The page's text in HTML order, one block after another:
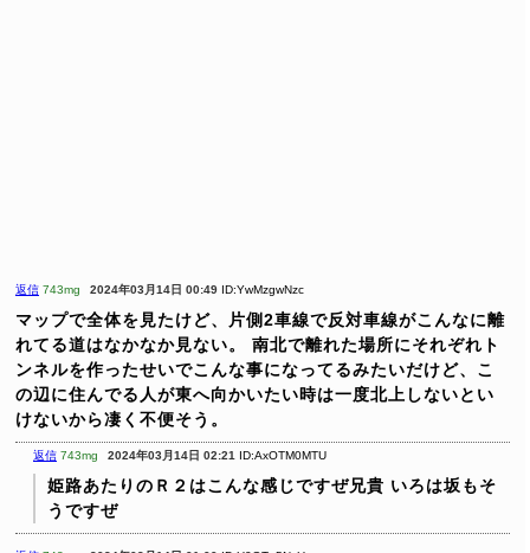
返信 743mg 2024年03月14日 00:49 ID:YwMzgwNzc
マップで全体を見たけど、片側2車線で反対車線がこんなに離
れてる道はなかなか見ない。
南北で離れた場所にそれぞれト
ンネルを作ったせいでこんな事になってるみたいだけど、こ
の辺に住んでる人が東へ向かいたい時は一度北上しないとい
けないから凄く不便そう。
返信 743mg 2024年03月14日 02:21 ID:AxOTM0MTU
姫路あたりのＲ２はこんな感じですぜ兄貴 いろは坂もそ
うですぜ